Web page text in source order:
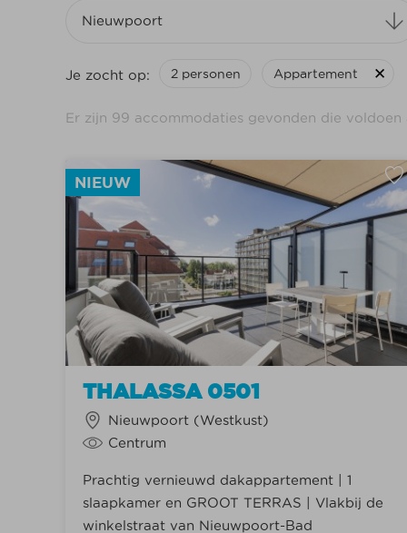
Nieuwpoort
Appartement
Garage
Parking
Kabine
Kleine huisdieren toegelaten (3)
Huisdieren verboden
(96)
Je zocht op: 2 personen Appartement
Er zijn 99 accommodaties gevonden die voldoen
THALASSA 0501
NIEUW
Nieuwpoort (Westkust)
Centrum
Prachtig vernieuwd dakappartement | 1
slaapkamer en GROOT TERRAS | Vlakbij de
winkelstraat van Nieuwpoort-Bad